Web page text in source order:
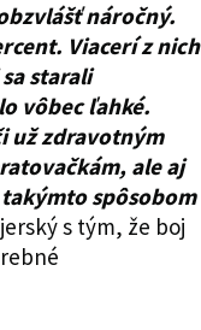
náročný.
Viacerí z nich
starali
vôbec ľahké.
už zdravotným
ale aj
spôsobom
s tým, že boj